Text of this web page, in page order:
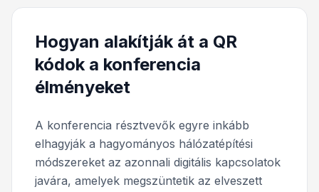
Hogyan alakítják át a QR
kódok a konferencia
élményeket
A konferencia résztvevők egyre inkább
elhagyják a hagyományos hálózatépítési
módszereket az azonnali digitális kapcsolatok
javára, amelyek megszüntetik az elveszett